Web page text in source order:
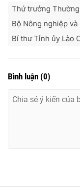
Thứ trưởng
Bộ Nông nghiệp
Bí thư Tỉnh ủy Lào
Bình luận (0)